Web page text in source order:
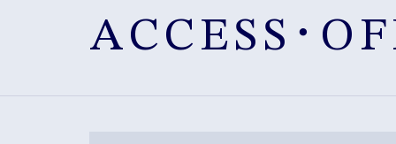
ACCESS・